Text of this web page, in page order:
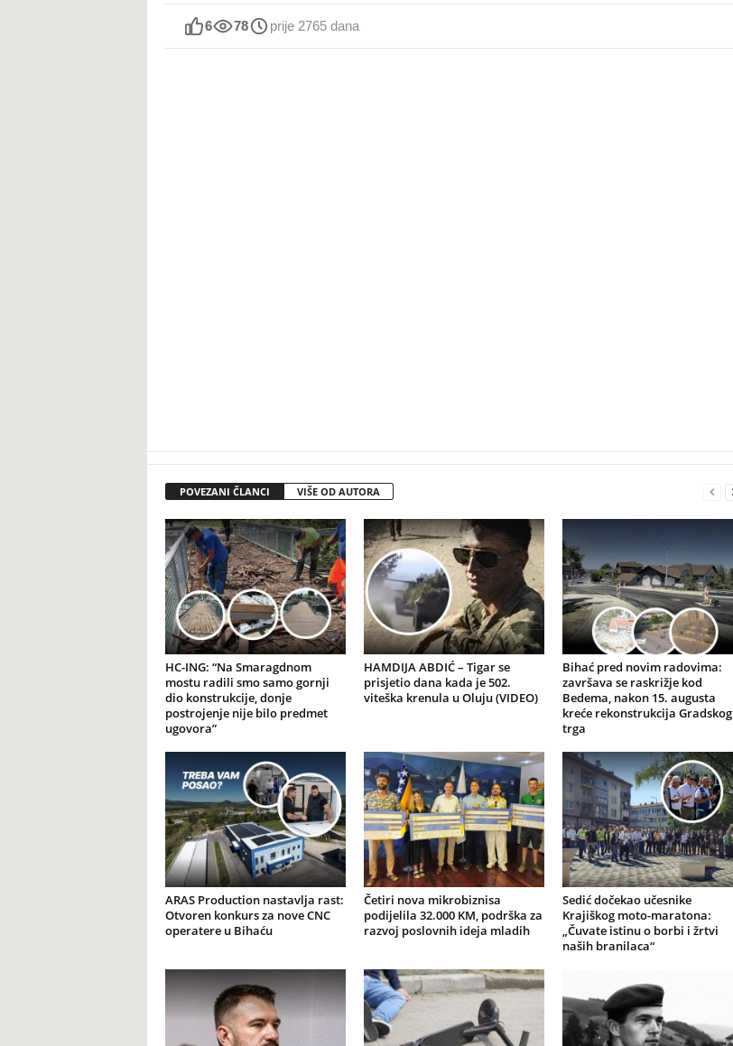
6 78 prije 2765 dana
POVEZANI ČLANCI VIŠE OD AUTORA
HC-ING: “Na Smaragdnom
mostu radili smo samo gornji
dio konstrukcije, donje
postrojenje nije bilo predmet
ugovora”
HAMDIJA ABDIĆ – Tigar se
prisjetio dana kada je 502.
viteška krenula u Oluju (VIDEO)
Bihać pred novim radovima:
završava se raskrižje kod
Bedema, nakon 15. augusta
kreće rekonstrukcija Gradskog
trga
ARAS Production nastavlja rast:
Otvoren konkurs za nove CNC
operatere u Bihaću
Četiri nova mikrobiznisa
podijelila 32.000 KM, podrška za
razvoj poslovnih ideja mladih
Sedić dočekao učesnike
Krajiškog moto-maratona:
„Čuvate istinu o borbi i žrtvi
naših branilaca“